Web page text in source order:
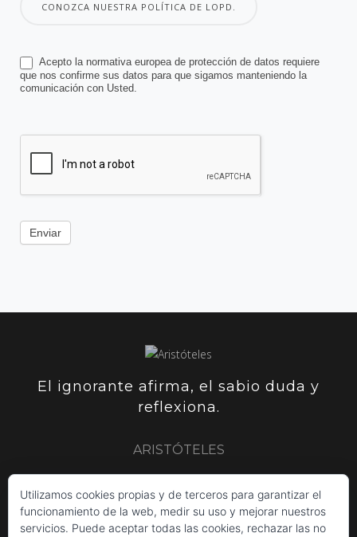
CONOZCA NUESTRA POLÍTICA DE LOPD.
Acepto la normativa europea de protección de datos requiere
que nos confirme sus datos para que sigamos manteniendo la
comunicación con Usted.
Enviar
El ignorante afirma, el sabio duda y
reflexiona.
ARISTÓTELES
ARISTÓTELES PLUTARCO SIR FRANCIS BACON
Utilizamos cookies propias y de terceros para garantizar el
funcionamiento de la web, medir su uso y mejorar nuestros
servicios. Puede aceptar todas las cookies, rechazar las no